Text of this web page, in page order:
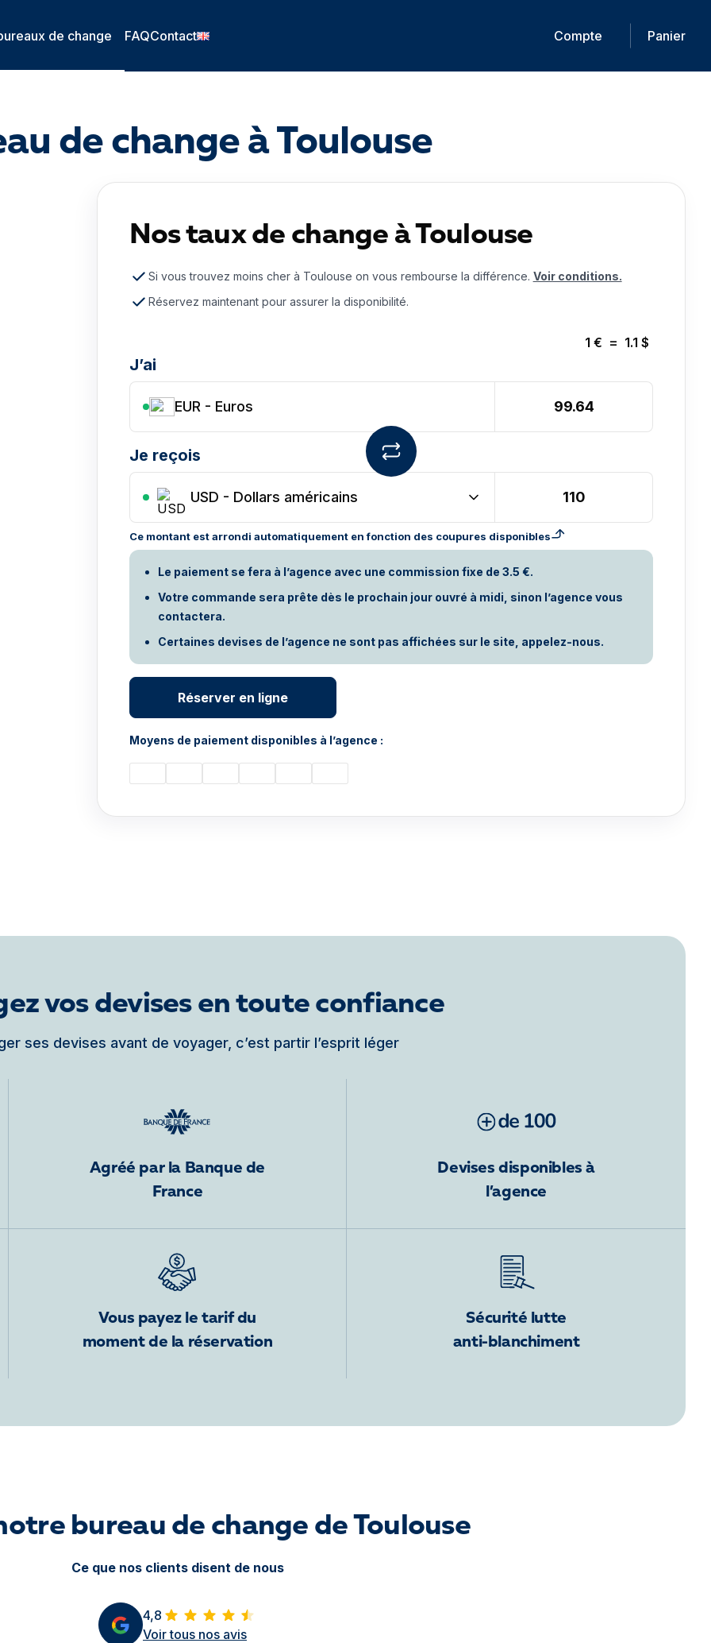
de change FAQContact Compte Panier
de change à Toulouse
Nos taux de change à Toulouse
Si vous trouvez moins cher à Toulouse on vous rembourse la différence. Voir conditions.
Réservez maintenant pour assurer la disponibilité.
1 € = 1.1 $
J’ai
EUR - Euros
Je reçois
USD - Dollars américains
Ce montant est arrondi automatiquement en fonction des coupures disponibles
Le paiement se fera à l’agence avec une commission fixe de 3.5 €.
Votre commande sera prête dès le prochain jour ouvré à midi, sinon l’agence vous
contactera.
Certaines devises de l’agence ne sont pas affichées sur le site, appelez-nous.
Réserver en ligne
Moyens de paiement disponibles à l’agence :
vos devises en toute confiance
ses devises avant de voyager, c’est partir l’esprit léger
Agréé par la Banque de
France
Devises disponibles à
l’agence
Vous payez le tarif du
moment de la réservation
Sécurité lutte
anti-blanchiment
bureau de change de Toulouse
Ce que nos clients disent de nous
4,8
Voir tous nos avis